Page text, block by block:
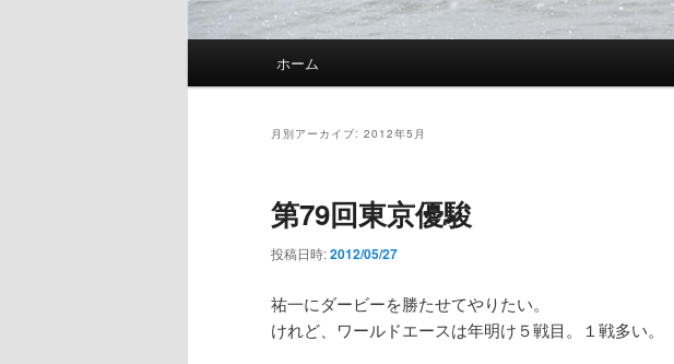
メインコンテンツへ移動
サブコンテンツへ移動
ホーム
月別アーカイブ: 2012年5月
第79回東京優駿
投稿日時:2012/05/27
祐一にダービーを勝たせてやりたい。
けれど、ワールドエースは年明け５戦目。１戦多い。